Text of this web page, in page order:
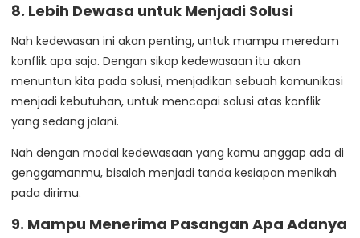
8. Lebih Dewasa untuk Menjadi Solusi
Nah kedewasan ini akan penting, untuk mampu meredam
konflik apa saja. Dengan sikap kedewasaan itu akan
menuntun kita pada solusi, menjadikan sebuah komunikasi
menjadi kebutuhan, untuk mencapai solusi atas konflik
yang sedang jalani.
Nah dengan modal kedewasaan yang kamu anggap ada di
genggamanmu, bisalah menjadi tanda kesiapan menikah
pada dirimu.
9. Mampu Menerima Pasangan Apa Adanya